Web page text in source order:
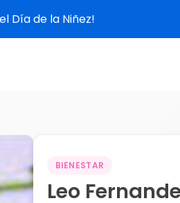
Día de la Niñez!
BIENESTAR
Leo